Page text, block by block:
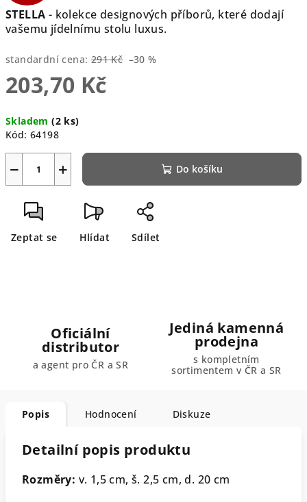
STELLA - kolekce designových příborů, které dodají
vašemu jídelnímu stolu luxus.
standardní cena: 291 Kč –30 %
203,70 Kč
cena:
Skladem(2 ks)
Kód: 64198
+
− Do košíku
Zeptat se Hlídat Sdílet
Oficiální
distributor
a agent pro ČR a SR
Jediná kamenná
prodejna
s kompletním
sortimentem v ČR a SR
Popis Hodnocení Diskuze
Detailní popis produktu
Rozměry: v. 1,5 cm, š. 2,5 cm, d. 20 cm